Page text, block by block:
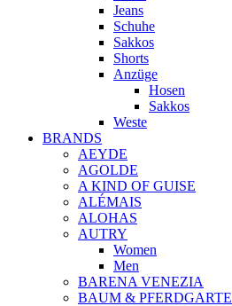
Jeans
Schuhe
Sakkos
Shorts
Anzüge
Hosen
Sakkos
Weste
BRANDS
AEYDE
AGOLDE
A KIND OF GUISE
ALÉMAIS
ALOHAS
AUTRY
Women
Men
BARENA VENEZIA
BAUM &